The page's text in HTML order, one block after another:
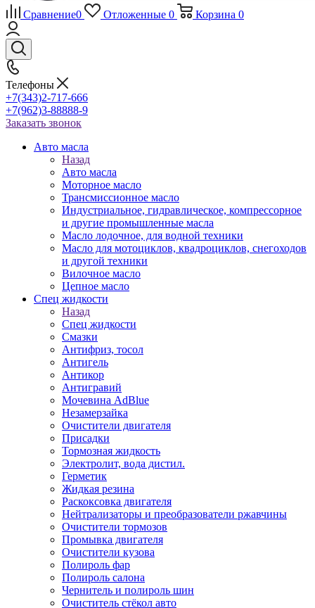
Сравнение0 Отложенные 0 Корзина 0
Телефоны
+7(343)2-717-666
+7(962)3-88888-9
Заказать звонок
Авто масла
Назад
Авто масла
Моторное масло
Трансмиссионное масло
Индустриальное, гидравлическое, компрессорное
и другие промышленные масла
Масло лодочное, для водной техники
Масло для мотоциклов, квадроциклов, снегоходов
и другой техники
Вилочное масло
Цепное масло
Спец жидкости
Назад
Спец жидкости
Смазки
Антифриз, тосол
Антигель
Антикор
Антигравий
Мочевина AdBlue
Незамерзайка
Очистители двигателя
Присадки
Тормозная жидкость
Электролит, вода дистил.
Герметик
Жидкая резина
Раскоксовка двигателя
Нейтрализаторы и преобразователи ржавчины
Очистители тормозов
Промывка двигателя
Очистители кузова
Полироль фар
Полироль салона
Чернитель и полироль шин
Очиститель стёкол авто